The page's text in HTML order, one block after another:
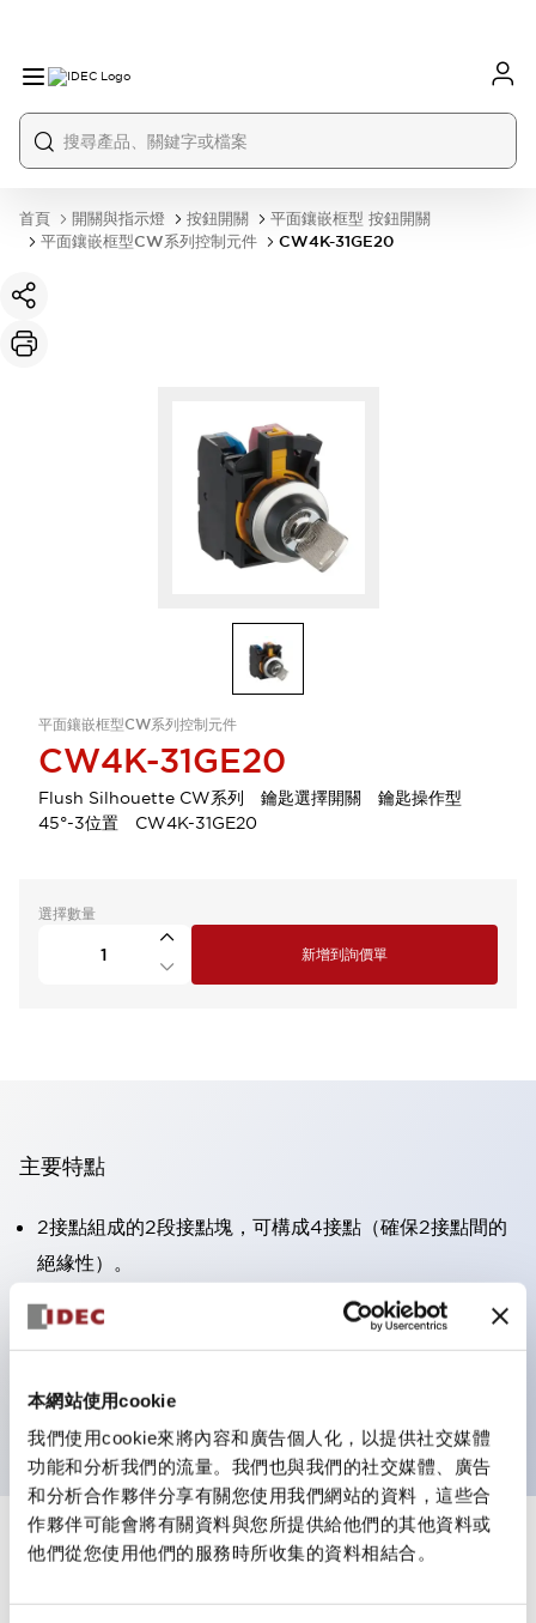
本網站使用cookie
我們使用cookie來將內容和廣告個人化，以提供社交媒體
功能和分析我們的流量。我們也與我們的社交媒體、廣告
和分析合作夥伴分享有關您使用我們網站的資料，這些合
作夥伴可能會將有關資料與您所提供給他們的其他資料或
他們從您使用他們的服務時所收集的資料相結合。
首頁 開關與指示燈 按鈕開關
平面鑲嵌框型 按鈕開關
平面鑲嵌框型CW系列控制元件
CW4K-31GE20
平面鑲嵌框型CW系列控制元件
CW4K-31GE20
Flush Silhouette CW系列 鑰匙選擇開關 鑰匙操作型
45°-3位置 CW4K-31GE20
選擇數量
新增到詢價單
主要特點
2接點組成的2段接點塊，可構成4接點（確保2接點間的
絕緣性）。
面板深度39.9mm（※11段接點塊）、59.9mm（※22段
接點塊）。可實現省空間設計。
防護結構
規格
審美規範